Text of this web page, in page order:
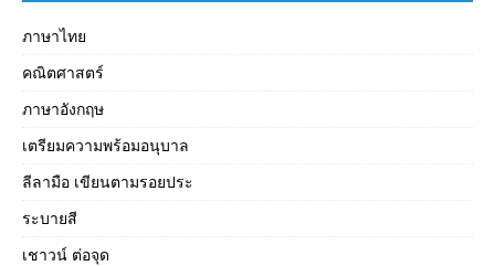
ภาษาไทย
คณิตศาสตร์
ภาษาอังกฤษ
เตรียมความพร้อมอนุบาล
ลีลามือ เขียนตามรอยประ
ระบายสี
เชาวน์ ต่อจุด